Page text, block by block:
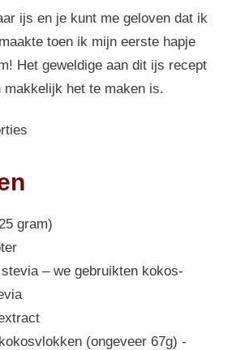
ijs en je kunt me geloven dat ik
toen ik mijn eerste hapje
Het geweldige aan dit ijs recept
makkelijk het te maken is.
gram)
– we gebruikten kokos-
(ongeveer 67g) -